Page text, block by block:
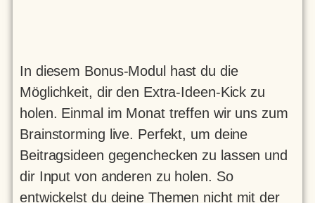
In diesem Bonus-Modul hast du die
Möglichkeit, dir den Extra-Ideen-Kick zu
holen. Einmal im Monat treffen wir uns zum
Brainstorming live. Perfekt, um deine
Beitragsideen gegenchecken zu lassen und
dir Input von anderen zu holen. So
entwickelst du deine Themen nicht mit der